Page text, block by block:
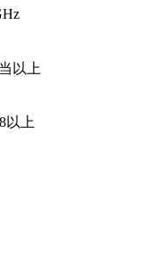
以上
上